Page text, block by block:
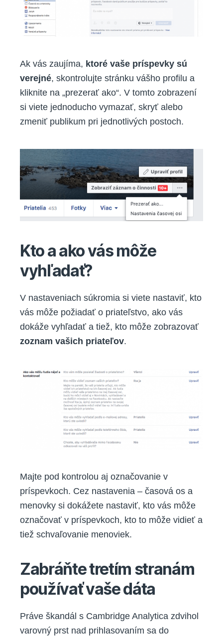
Ak vás zaujíma, ktoré vaše príspevky sú
verejné, skontrolujte stránku vášho profilu a
kliknite na „prezerať ako“. V tomto zobrazení
si viete jednoducho vymazať, skryť alebo
zmeniť publikum pri jednotlivých postoch.
Kto a ako vás môže
vyhľadať?
V nastaveniach súkromia si viete nastaviť, kto
vás môže požiadať o priateľstvo, ako vás
dokáže vyhľadať a tiež, kto môže zobrazovať
zoznam vašich priateľov.
Majte pod kontrolou aj označovanie v
príspevkoch. Cez nastavenia – časová os a
menovky si dokážete nastaviť, kto vás môže
označovať v príspevkoch, kto to môže vidieť a
tiež schvaľovanie menoviek.
Zabráňte tretím stranám
používať vaše dáta
Práve škandál s Cambridge Analytica zdvihol
varovný prst nad prihlasovaním sa do